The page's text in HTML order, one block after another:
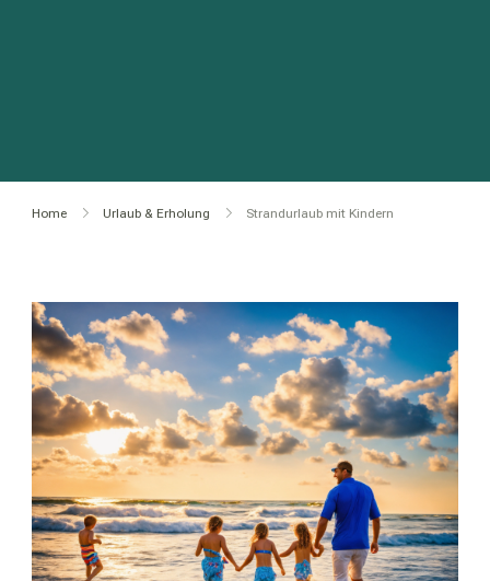
Home Urlaub & Erholung Strandurlaub mit Kindern